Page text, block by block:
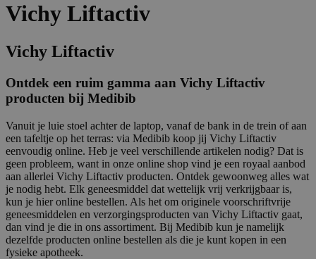
Vichy Liftactiv
Vichy Liftactiv
Ontdek een ruim gamma aan Vichy Liftactiv
producten bij Medibib
Vanuit je luie stoel achter de laptop, vanaf de bank in de trein of aan
een tafeltje op het terras: via Medibib koop jij Vichy Liftactiv
eenvoudig online. Heb je veel verschillende artikelen nodig? Dat is
geen probleem, want in onze online shop vind je een royaal aanbod
aan allerlei Vichy Liftactiv producten. Ontdek gewoonweg alles wat
je nodig hebt. Elk geneesmiddel dat wettelijk vrij verkrijgbaar is,
kun je hier online bestellen. Als het om originele voorschriftvrije
geneesmiddelen en verzorgingsproducten van Vichy Liftactiv gaat,
dan vind je die in ons assortiment. Bij Medibib kun je namelijk
dezelfde producten online bestellen als die je kunt kopen in een
fysieke apotheek.